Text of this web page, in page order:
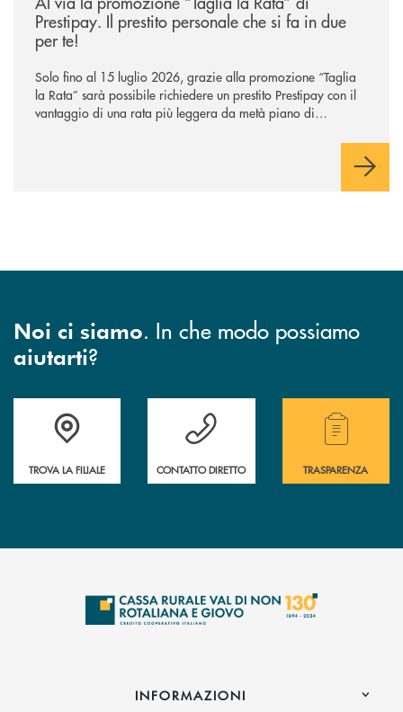
Prestipay. Il prestito personale che si fa in due
per te!
Solo fino al 15 luglio 2026, grazie alla promozione “Taglia
la Rata” sarà possibile richiedere un prestito Prestipay con il
vantaggio di una rata più leggera da metà piano di
Noi ci siamo. In che modo possiamo
aiutarti?
Accedi all' elenco completo di indirizzo, telefono e mail delle nostre
TROVA LA FILIALE
Hai bisogno di assistenza immediata?
CONTATTO DIRETTO
Hai bisogno di
TRASPARENZA
INFORMAZIONI